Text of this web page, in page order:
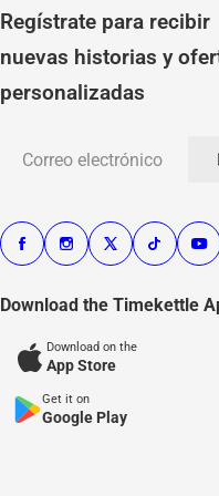
Regístrate para recibir
nuevas historias y
personalizadas
Correo electrónico
Download the Timekettle
Download on the
App Store
Get it on
Google Play